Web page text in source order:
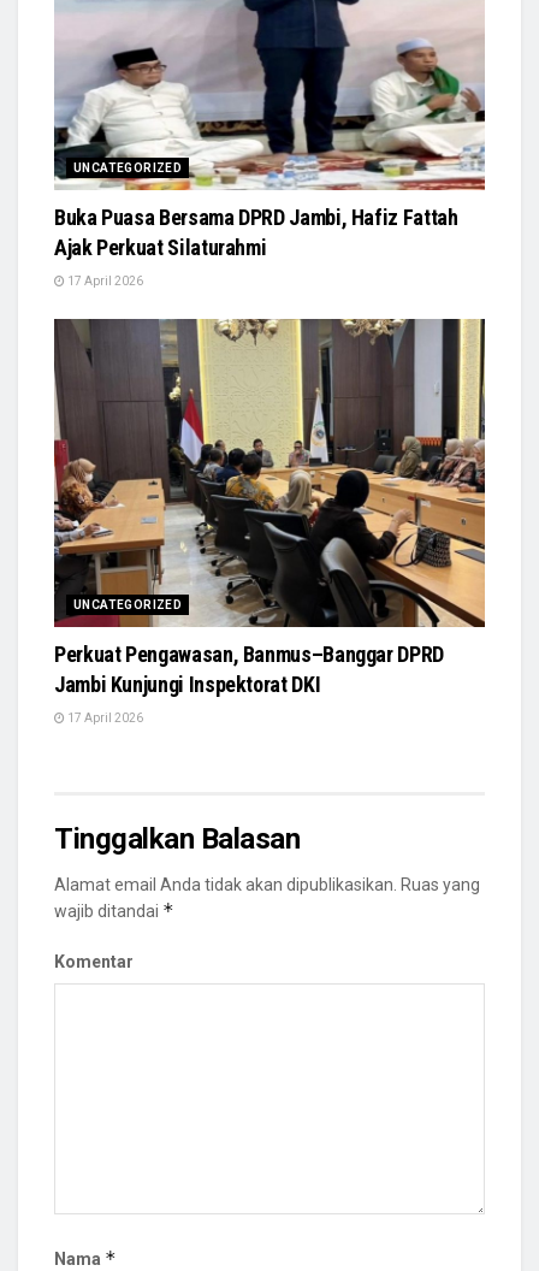
UNCATEGORIZED
Buka Puasa Bersama DPRD Jambi, Hafiz Fattah
Ajak Perkuat Silaturahmi
17 April 2026
UNCATEGORIZED
Perkuat Pengawasan, Banmus–Banggar DPRD
Jambi Kunjungi Inspektorat DKI
17 April 2026
Tinggalkan Balasan
Alamat email Anda tidak akan dipublikasikan. Ruas yang
wajib ditandai *
Komentar
Nama *